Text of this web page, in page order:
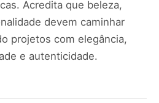
Acredita que beleza,
devem caminhar
projetos com elegância,
e autenticidade.